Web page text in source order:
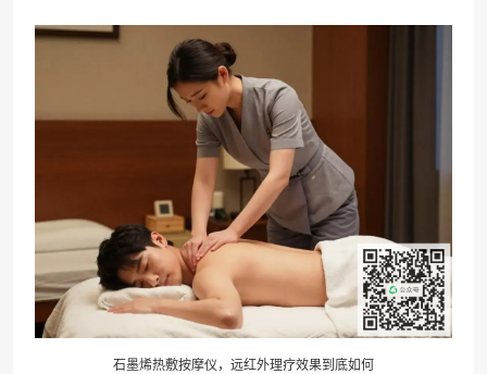
石墨烯热敷按摩仪，远红外理疗效果到底如何